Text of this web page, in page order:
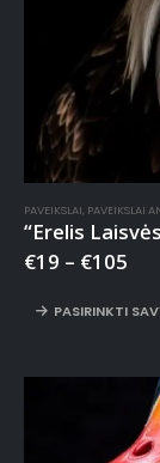
PAVEIKSLAI, PAVEIKSLAI
“Erelis
€19 – €105
PASIRINKTI